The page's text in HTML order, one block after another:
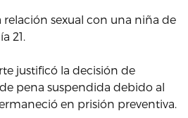
sexual con una niña de
21.
justificó la decisión de
pena suspendida debido al
en prisión preventiva.